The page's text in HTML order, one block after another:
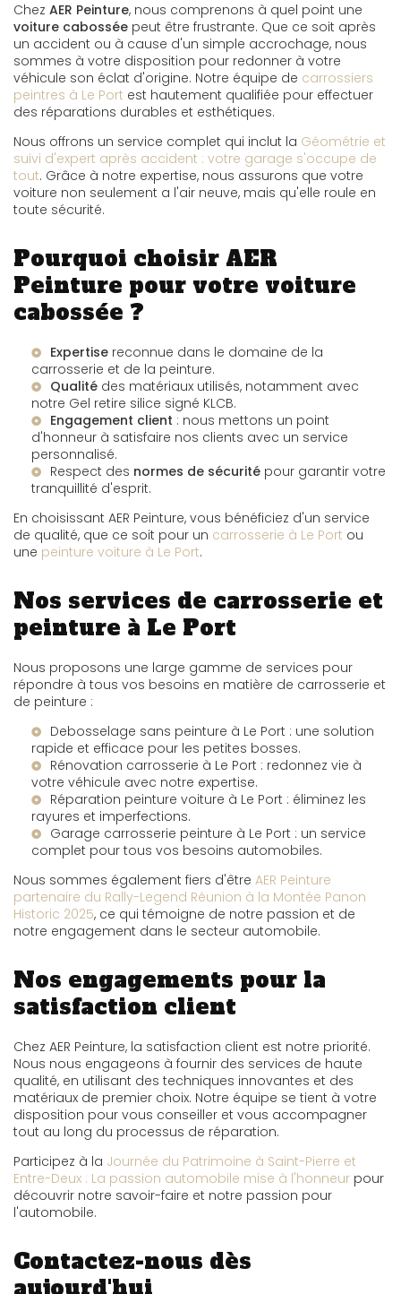
Chez AER Peinture, nous comprenons à quel point une
voiture cabossée peut être frustrante. Que ce soit après
un accident ou à cause d'un simple accrochage, nous
sommes à votre disposition pour redonner à votre
véhicule son éclat d'origine. Notre équipe de carrossiers
peintres à Le Port est hautement qualifiée pour effectuer
des réparations durables et esthétiques.
Nous offrons un service complet qui inclut la Géométrie et
suivi d'expert après accident : votre garage s'occupe de
tout. Grâce à notre expertise, nous assurons que votre
voiture non seulement a l'air neuve, mais qu'elle roule en
toute sécurité.
Pourquoi choisir AER
Peinture pour votre voiture
cabossée ?
Expertise reconnue dans le domaine de la
carrosserie et de la peinture.
Qualité des matériaux utilisés, notamment avec
notre Gel retire silice signé KLCB.
Engagement client : nous mettons un point
d'honneur à satisfaire nos clients avec un service
personnalisé.
Respect des normes de sécurité pour garantir votre
tranquillité d'esprit.
En choisissant AER Peinture, vous bénéficiez d'un service
de qualité, que ce soit pour un carrosserie à Le Port ou
une peinture voiture à Le Port.
Nos services de carrosserie et
peinture à Le Port
Nous proposons une large gamme de services pour
répondre à tous vos besoins en matière de carrosserie et
de peinture :
Debosselage sans peinture à Le Port : une solution
rapide et efficace pour les petites bosses.
Rénovation carrosserie à Le Port : redonnez vie à
votre véhicule avec notre expertise.
Réparation peinture voiture à Le Port : éliminez les
rayures et imperfections.
Garage carrosserie peinture à Le Port : un service
complet pour tous vos besoins automobiles.
Nous sommes également fiers d'être AER Peinture
partenaire du Rally-Legend Réunion à la Montée Panon
Historic 2025, ce qui témoigne de notre passion et de
notre engagement dans le secteur automobile.
Nos engagements pour la
satisfaction client
Chez AER Peinture, la satisfaction client est notre priorité.
Nous nous engageons à fournir des services de haute
qualité, en utilisant des techniques innovantes et des
matériaux de premier choix. Notre équipe se tient à votre
disposition pour vous conseiller et vous accompagner
tout au long du processus de réparation.
Participez à la Journée du Patrimoine à Saint-Pierre et
Entre-Deux : La passion automobile mise à l'honneur pour
découvrir notre savoir-faire et notre passion pour
l'automobile.
Contactez-nous dès